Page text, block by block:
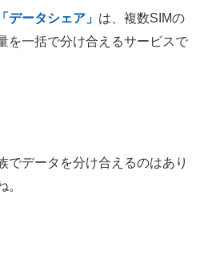
「データシェア」 は、複数SIMの
を一括で分け合えるサービスで
でデータを分け合えるのはあり
。